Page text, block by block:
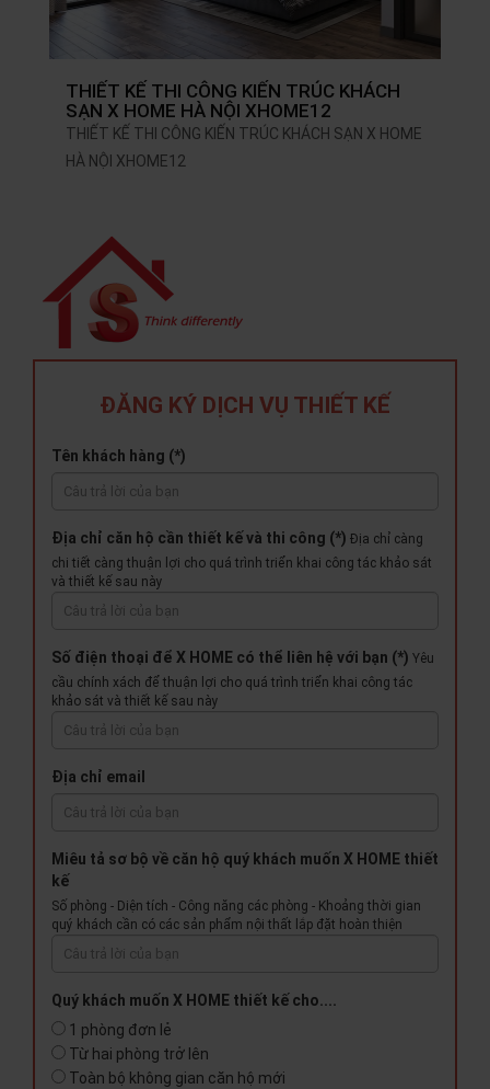
THIẾT KẾ THI CÔNG KIẾN TRÚC KHÁCH
SẠN X HOME HÀ NỘI XHOME12
THIẾT KẾ THI CÔNG KIẾN TRÚC KHÁCH SẠN X HOME
HÀ NỘI XHOME12
ĐĂNG KÝ DỊCH VỤ THIẾT KẾ
Tên khách hàng (*)
Địa chỉ căn hộ cần thiết kế và thi công (*) Địa chỉ càng
chi tiết càng thuận lợi cho quá trình triển khai công tác khảo sát
và thiết kế sau này
Số điện thoại để X HOME có thể liên hệ với bạn (*) Yêu
cầu chính xách để thuận lợi cho quá trình triển khai công tác
khảo sát và thiết kế sau này
Địa chỉ email
Miêu tả sơ bộ về căn hộ quý khách muốn X HOME thiết
kế
Số phòng - Diện tích - Công năng các phòng - Khoảng thời gian
quý khách cần có các sản phẩm nội thất lắp đặt hoàn thiện
Quý khách muốn X HOME thiết kế cho....
1 phòng đơn lẻ
Từ hai phòng trở lên
Toàn bộ không gian căn hộ mới